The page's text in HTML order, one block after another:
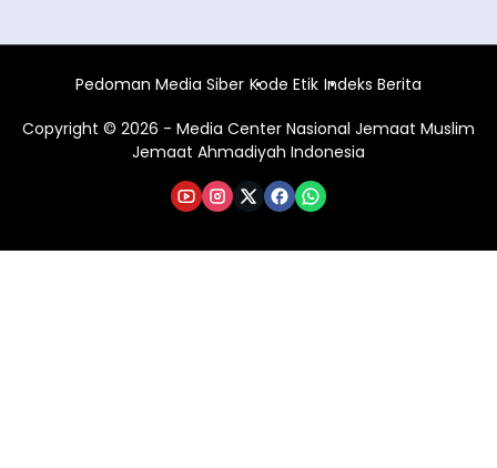
Pedoman Media Siber Kode Etik Indeks Berita
Copyright © 2026 - Media Center Nasional Jemaat Muslim
Jemaat Ahmadiyah Indonesia